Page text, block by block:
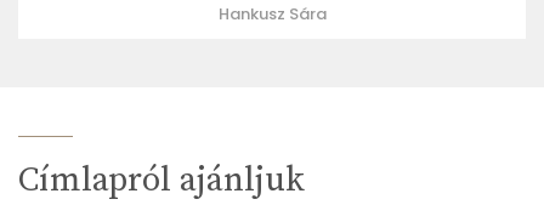
Hankusz Sára
Címlapról ajánljuk